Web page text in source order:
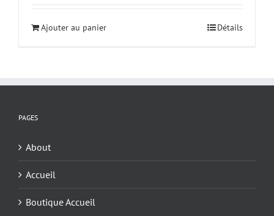
Ajouter au panier Détails
PAGES
About
Accueil
Boutique Accueil